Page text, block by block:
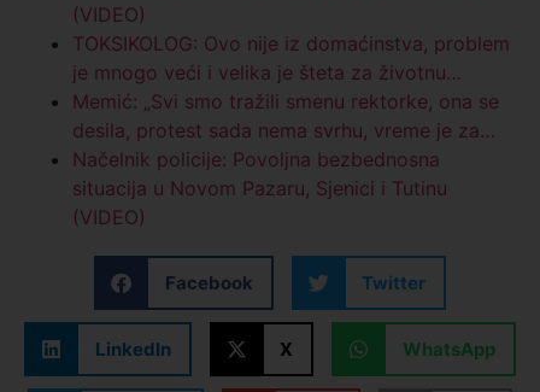
(VIDEO)
TOKSIKOLOG: Ovo nije iz domaćinstva, problem
je mnogo veći i velika je šteta za životnu…
Memić: „Svi smo tražili smenu rektorke, ona se
desila, protest sada nema svrhu, vreme je za…
Načelnik policije: Povoljna bezbednosna
situacija u Novom Pazaru, Sjenici i Tutinu
(VIDEO)
Facebook Twitter
LinkedIn X WhatsApp